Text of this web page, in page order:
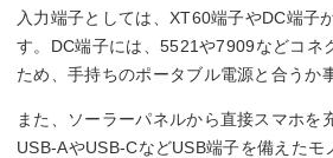
入力端子としては、XT60端子やDC端子
す。DC端子には、5521や7909などコネ
ため、手持ちのポータブル電源と合うか
また、ソーラーパネルから直接スマホを
USB-AやUSB-CなどUSB端子を備えたモ